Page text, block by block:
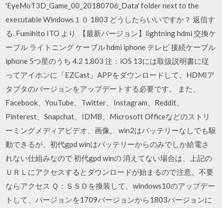
'EyeMoT3D_Game_00_20180706_Data' folder next to the
executable Windows１０ 1803 どうしたらいいですか？ 返信す
る. Fumihito ITO より 【最新バージョン】lightning hdmi 交換ケ
ーブル ライトニング ケーブル hdmi iphone テレビ 接続ケーブル
iphone 5つ星のうち 4.2 1,803 注：iOS 13には取扱説明書に従
ってアイホンに「EZCast」APPをダウンロードして、HDMIア
タプタのバージョンをアップデートする必要です。 また、
Facebook、YouTube、Twitter、Instagram、Reddit、
Pinterest、Snapchat、IDMB、Microsoft Officeなどのストリ
ーミングメディアビデオ、画像。 win2はバッテリーなしでも駆
動できるが、初代gpd winはバッテリーからのみでしか給電さ
れない仕組みなので 初代gpd winの 消えてない場合は、上記の
ＵＲＬにアクセスするとダウンロードが始まるので注意。不要
ならアクセス Ｑ：ＳＳＤを換装して、windows10のアップデー
トして、バージョンを1709バージョンから1803バージョンに